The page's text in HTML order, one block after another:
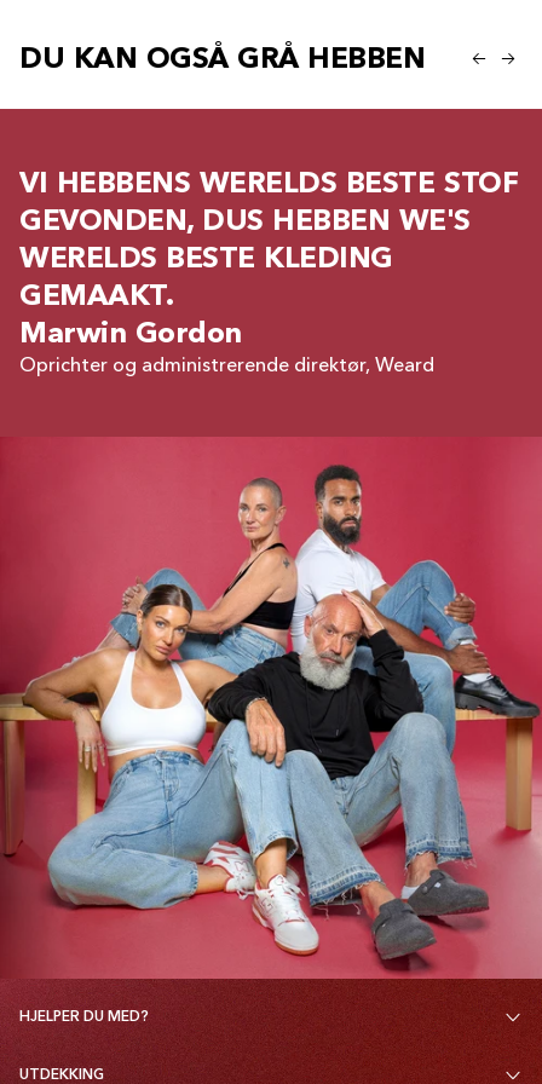
DU KAN OGSÅ GRÅ HEBBEN
VI HEBBENS WERELDS BESTE STOF
GEVONDEN, DUS HEBBEN WE'S
WERELDS BESTE KLEDING
GEMAAKT.
Marwin Gordon
Oprichter og administrerende direktør, Weard
HJELPER DU MED?
UTDEKKING